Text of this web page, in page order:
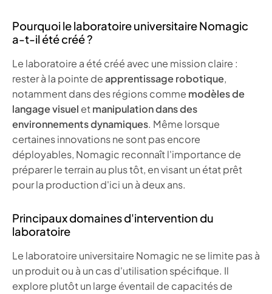
Pourquoi le laboratoire universitaire Nomagic
a-t-il été créé ?
Le laboratoire a été créé avec une mission claire :
rester à la pointe deapprentissage robotique,
notamment dans des régions comme modèles de
langage visuel etmanipulation dans des
environnements dynamiques. Même lorsque
certaines innovations ne sont pas encore
déployables, Nomagic reconnaît l'importance de
préparer le terrain au plus tôt, en visant un état prêt
pour la production d'ici un à deux ans.
Principaux domaines d'intervention du
laboratoire
Le laboratoire universitaire Nomagic ne se limite pas à
un produit ou à un cas d'utilisation spécifique. Il
explore plutôt un large éventail de capacités de